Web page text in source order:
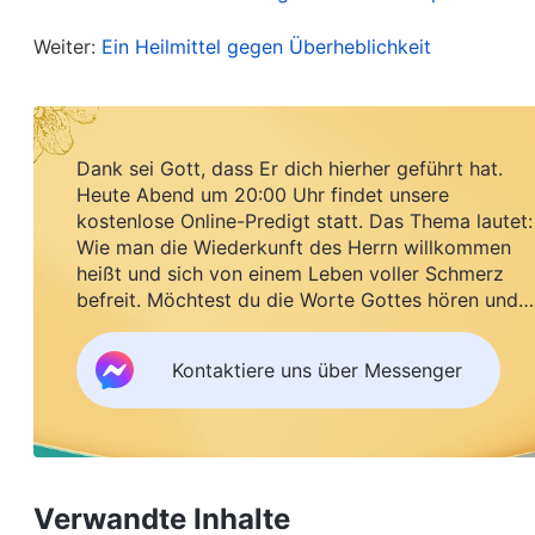
verdienen. Für mich ist an Gott zu glauben
werdet, wen oder was ihr antrefft, was ihr sagen
irgendetwas davon vorhergesagt werden? Die
voraussehen, geschweige denn kontrollieren,
unvorhersehbaren Ereignisse die ganze Zeit
Wechselfälle und die Art und Weise, wie sie
abspielen, sind eine ständige Erinnerung für
die ‚Verzweigungen‘ dieser Dinge und ihre
verschoben werden können. Jedes Ereignis
Menschheit, und es sendet auch die Botschaft
vergeblichen Ehrgeizes der Menschheit und
Weiter: Ein Heilmittel gegen Überheblichkeit
Dank sei Gott, dass Er dich hierher geführt hat.
Heute Abend um 20:00 Uhr findet unsere
kostenlose Online-Predigt statt. Das Thema lautet:
Wie man die Wiederkunft des Herrn willkommen
heißt und sich von einem Leben voller Schmerz
befreit. Möchtest du die Worte Gottes hören und
Segen empfangen?
Kontaktiere uns über Messenger
Verwandte Inhalte